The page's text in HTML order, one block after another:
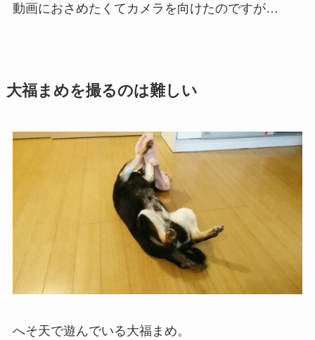
動画におさめたくてカメラを向けたのですが…
大福まめを撮るのは難しい
へそ天で遊んでいる大福まめ。